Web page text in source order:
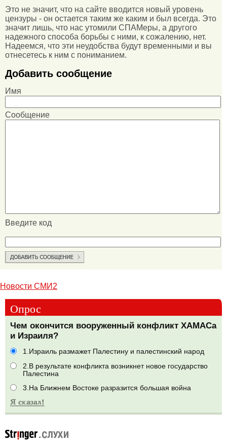
Это не значит, что на сайте вводится новый уровень
цензуры - он остается таким же каким и был всегда. Это
значит лишь, что нас утомили СПАМеры, а другого
надежного способа борьбы с ними, к сожалению, нет.
Надеемся, что эти неудобства будут временными и вы
отнесетесь к ним с пониманием.
Добавить сообщение
Имя
Сообщение
Введите код
Новости СМИ2
Опрос
Чем окончится вооруженный конфликт ХАМАСа
и Израиля?
1.Израиль размажет Палестину и палестинский народ
2.В результате конфликта возникнет новое государство
Палестина
3.На Ближнем Востоке разразится большая война